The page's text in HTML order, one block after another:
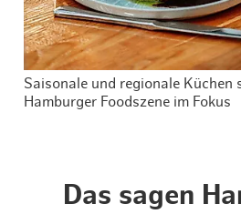
Saisonale und regionale Küchen
Hamburger Foodszene im Fokus
Das sagen